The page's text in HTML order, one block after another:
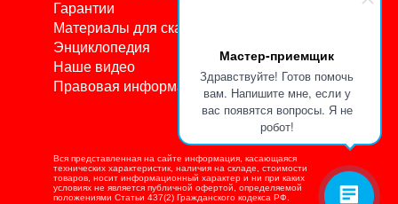
Мастер-приемщик
Здравствуйте! Готов помочь
вам. Напишите мне, если у
вас появятся вопросы. Я не
робот!
Гарантии
Материалы для скачивания
Энциклопедия
Наше видео
Правовая информация
Вся представленная на сайте информация, касающаяся
технических характеристик, наличия на складе, стоимости
товаров, носит информационный характер и ни при каких
условиях не является публичной офертой, определяемой
положениями Статьи 437(2) Гражданского кодекса РФ.